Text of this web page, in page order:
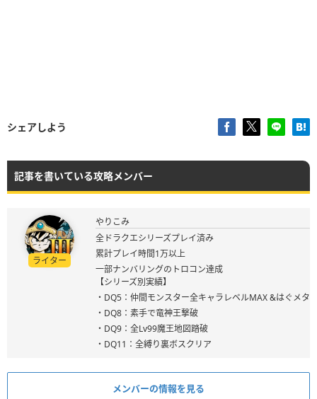
シェアしよう
記事を書いている攻略メンバー
ライター
やりこみ
全ドラクエシリーズプレイ済み
累計プレイ時間1万以上
一部ナンバリングのトロコン達成
【シリーズ別実績】
・DQ5：仲間モンスター全キャラレベルMAX &はぐメタ
・DQ8：素手で竜神王撃破
・DQ9：全Lv99魔王地図踏破
・DQ11：全縛り裏ボスクリア
メンバーの情報を見る